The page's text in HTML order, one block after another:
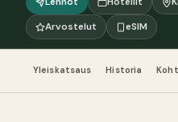
Arvostelut
eSIM
Yleiskatsaus Historia